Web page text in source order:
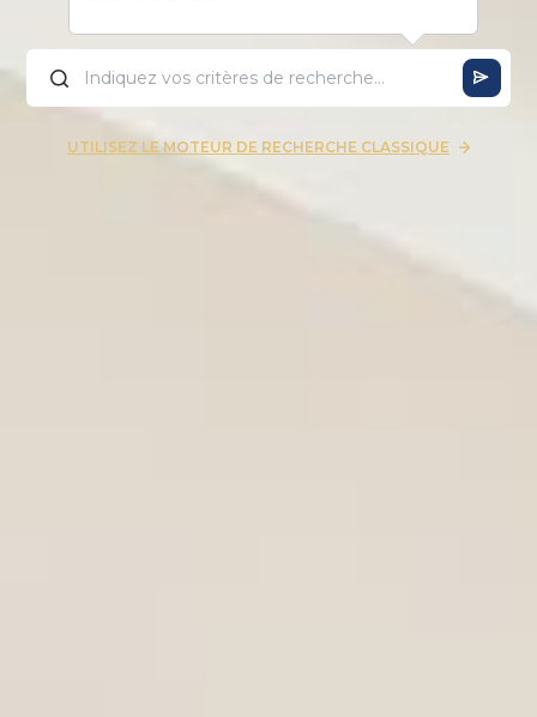
UTILISEZ LE MOTEUR DE RECHERCHE CLASSIQUE